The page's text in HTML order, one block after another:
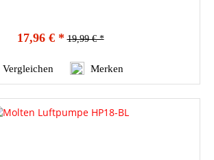
17,96 € * 19,99 € *
Vergleichen Merken